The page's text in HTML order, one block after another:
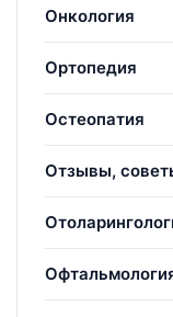
Онкология
Ортопедия
Остеопатия
Отзывы,